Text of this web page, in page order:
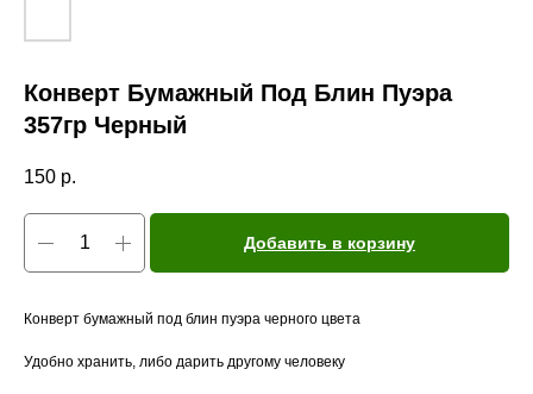
Конверт Бумажный Под Блин Пуэра
357гр Черный
150 р.
Добавить в корзину
Конверт бумажный под блин пуэра черного цвета
Удобно хранить, либо дарить другому человеку